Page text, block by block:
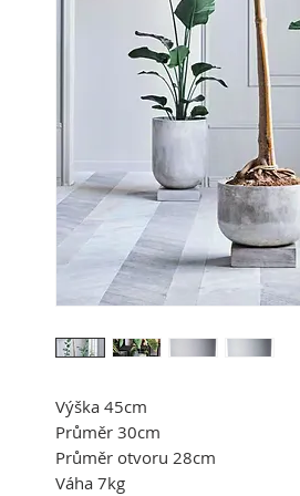
Výška 45cm
Průměr 30cm
Průměr otvoru 28cm
Váha 7kg